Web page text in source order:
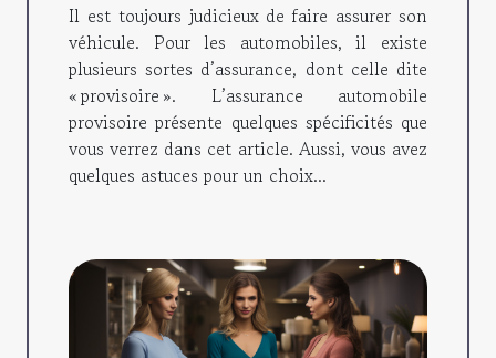
Il est toujours judicieux de faire assurer son
véhicule. Pour les automobiles, il existe
plusieurs sortes d’assurance, dont celle dite
« provisoire ». L’assurance automobile
provisoire présente quelques spécificités que
vous verrez dans cet article. Aussi, vous avez
quelques astuces pour un choix...